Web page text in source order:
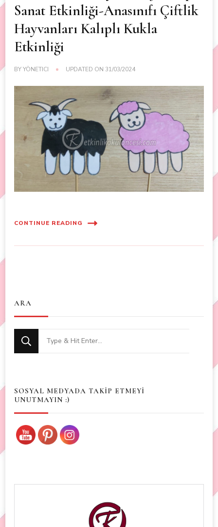
Sanat Etkinliği-Anasınıfı Çiftlik
Hayvanları Kalıplı Kukla
Etkinliği
BYYÖNETICI UPDATED ON 31/03/2024
CONTINUE READING
ARA
Looking
for
SOSYAL MEDYADA TAKİP ETMEYİ
UNUTMAYIN :)